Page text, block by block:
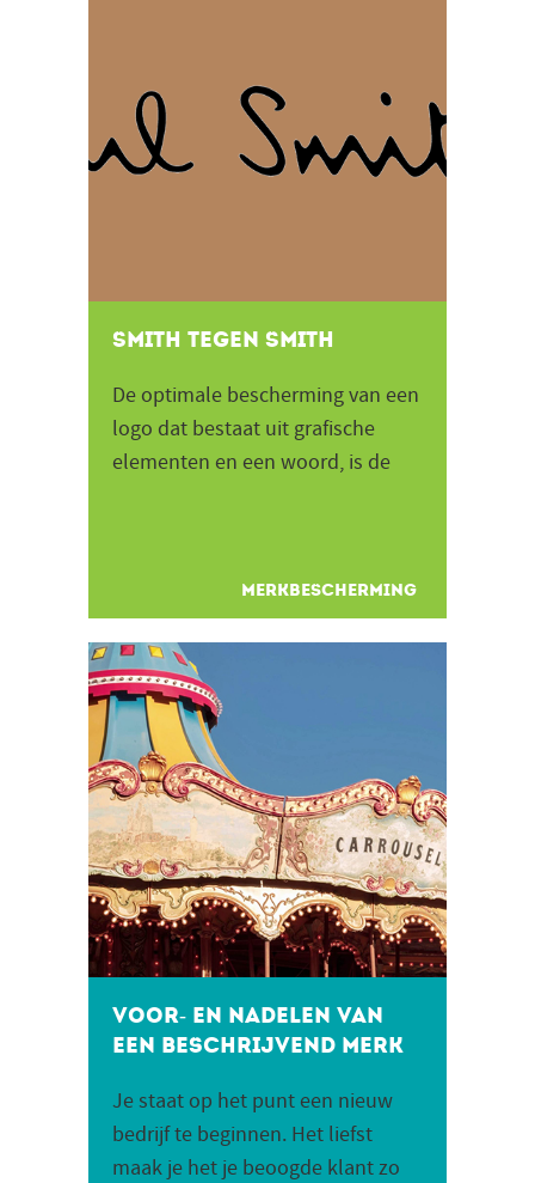
Smith tegen Smith
De optimale bescherming van een
logo dat bestaat uit grafische
elementen en een woord, is de
MERKBESCHERMING
Voor- en nadelen van
een beschrijvend merk
Je staat op het punt een nieuw
bedrijf te beginnen. Het liefst
maak je het je beoogde klant zo